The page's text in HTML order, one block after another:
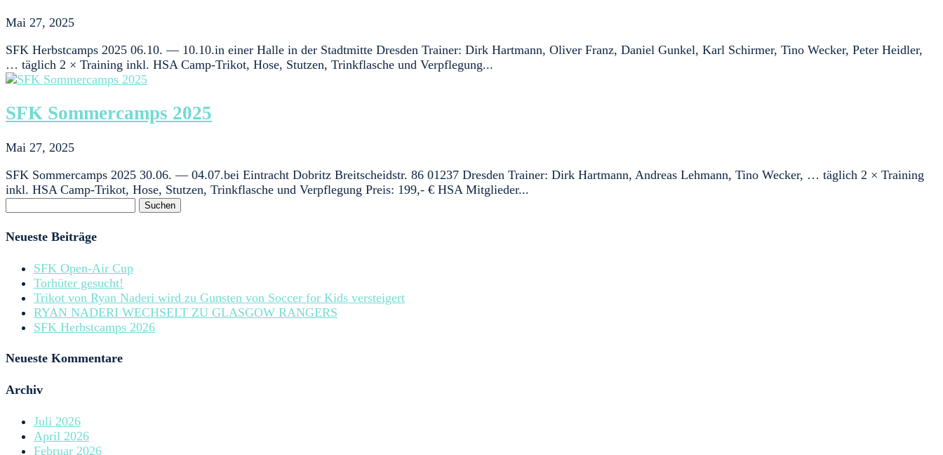
Mai 27, 2025
SFK Herbstcamps 2025 06.10. — 10.10.in einer Halle in der Stadtmitte Dresden Trainer: Dirk Hartmann, Oliver Franz, Daniel Gunkel, Karl Schirmer, Tino Wecker, Peter Heidler,
… täglich 2 × Training inkl. HSA Camp-Trikot, Hose, Stutzen, Trinkflasche und Verpflegung...
SFK Sommercamps 2025
Mai 27, 2025
SFK Sommercamps 2025 30.06. — 04.07.bei Eintracht Dobritz Breitscheidstr. 86 01237 Dresden Trainer: Dirk Hartmann, Andreas Lehmann, Tino Wecker, … täglich 2 × Training
inkl. HSA Camp-Trikot, Hose, Stutzen, Trinkflasche und Verpflegung Preis: 199,- € HSA Mitglieder...
Suchen
Neueste Beiträge
SFK Open-Air Cup
Torhüter gesucht!
Trikot von Ryan Naderi wird zu Gunsten von Soccer for Kids versteigert
RYAN NADERI WECHSELT ZU GLASGOW RANGERS
SFK Herbstcamps 2026
Neueste Kommentare
Archiv
Juli 2026
April 2026
Februar 2026